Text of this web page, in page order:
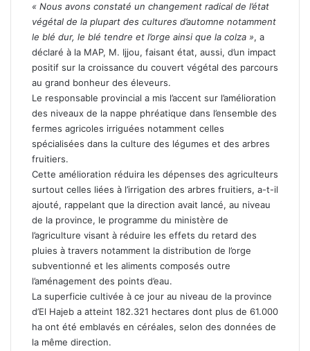
« Nous avons constaté un changement radical de l’état
végétal de la plupart des cultures d’automne notamment
le blé dur, le blé tendre et l’orge ainsi que la colza », a
déclaré à la MAP, M. Ijjou, faisant état, aussi, d’un impact
positif sur la croissance du couvert végétal des parcours
au grand bonheur des éleveurs.
Le responsable provincial a mis l’accent sur l’amélioration
des niveaux de la nappe phréatique dans l’ensemble des
fermes agricoles irriguées notamment celles
spécialisées dans la culture des légumes et des arbres
fruitiers.
Cette amélioration réduira les dépenses des agriculteurs
surtout celles liées à l’irrigation des arbres fruitiers, a-t-il
ajouté, rappelant que la direction avait lancé, au niveau
de la province, le programme du ministère de
l’agriculture visant à réduire les effets du retard des
pluies à travers notamment la distribution de l’orge
subventionné et les aliments composés outre
l’aménagement des points d’eau.
La superficie cultivée à ce jour au niveau de la province
d’El Hajeb a atteint 182.321 hectares dont plus de 61.000
ha ont été emblavés en céréales, selon des données de
la même direction.